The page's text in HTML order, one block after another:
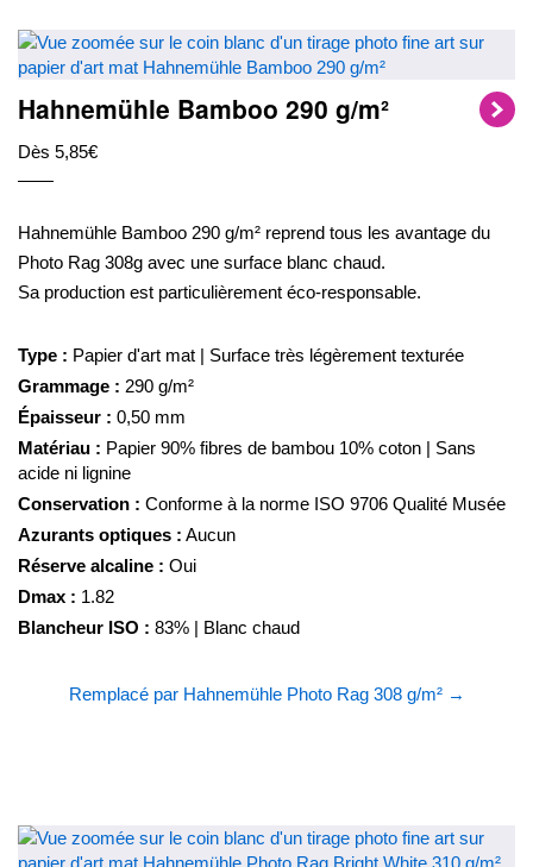
Hahnemühle Bamboo 290 g/m²
Dès 5,85€
Hahnemühle Bamboo 290 g/m² reprend tous les avantage du
Photo Rag 308g avec une surface blanc chaud.
Sa production est particulièrement éco-responsable.
Type : Papier d'art mat | Surface très légèrement texturée
Grammage : 290 g/m²
Épaisseur : 0,50 mm
Matériau : Papier 90% fibres de bambou 10% coton | Sans
acide ni lignine
Conservation : Conforme à la norme ISO 9706 Qualité Musée
Azurants optiques : Aucun
Réserve alcaline : Oui
Dmax : 1.82
Blancheur ISO : 83% | Blanc chaud
Remplacé par Hahnemühle Photo Rag 308 g/m² →